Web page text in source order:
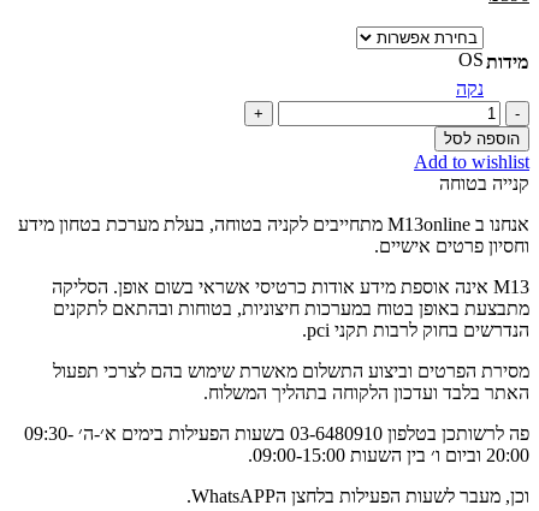
מידותOS
נקה
כמות
של
RAIINE
LE
CLUB
SUNGLASSES
SMOKE
הוספה לסל
Add to wishlist
קנייה בטוחה
אנחנו ב M13online מתחייבים לקניה בטוחה, בעלת מערכת בטחון מידע
וחסיון פרטים אישיים.
M13 אינה אוספת מידע אודות כרטיסי אשראי בשום אופן. הסליקה
מתבצעת באופן בטוח במערכות חיצוניות, בטוחות ובהתאם לתקנים
הנדרשים בחוק לרבות תקני pci.
מסירת הפרטים וביצוע התשלום מאשרת שימוש בהם לצרכי תפעול
האתר בלבד ועדכון הלקוחה בתהליך המשלוח.
פה לרשותכן בטלפון 03-6480910 בשעות הפעילות בימים א׳-ה׳ 09:30-
20:00 וביום ו׳ בין השעות 09:00-15:00.
וכן, מעבר לשעות הפעילות בלחצן הWhatsAPP.